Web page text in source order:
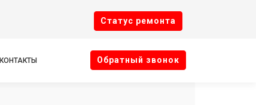
Cтатус ремонта
КОНТАКТЫ Oбратный звонок